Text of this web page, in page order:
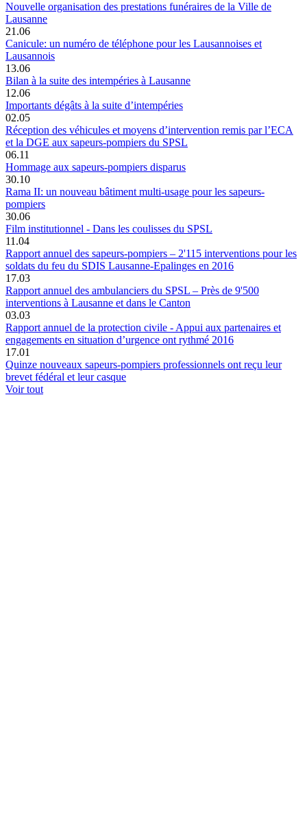
Nouvelle organisation des prestations funéraires de la Ville de
Lausanne
21.06
Canicule: un numéro de téléphone pour les Lausannoises et
Lausannois
13.06
Bilan à la suite des intempéries à Lausanne
12.06
Importants dégâts à la suite d’intempéries
02.05
Réception des véhicules et moyens d’intervention remis par l’ECA
et la DGE aux sapeurs-pompiers du SPSL
06.11
Hommage aux sapeurs-pompiers disparus
30.10
Rama II: un nouveau bâtiment multi-usage pour les sapeurs-
pompiers
30.06
Film institutionnel - Dans les coulisses du SPSL
11.04
Rapport annuel des sapeurs-pompiers – 2'115 interventions pour les
soldats du feu du SDIS Lausanne-Epalinges en 2016
17.03
Rapport annuel des ambulanciers du SPSL – Près de 9'500
interventions à Lausanne et dans le Canton
03.03
Rapport annuel de la protection civile - Appui aux partenaires et
engagements en situation d’urgence ont rythmé 2016
17.01
Quinze nouveaux sapeurs-pompiers professionnels ont reçu leur
brevet fédéral et leur casque
Voir tout